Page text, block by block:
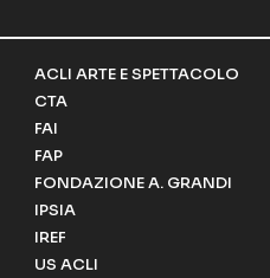
ACLI ARTE E SPETTACOLO
CTA
FAI
FAP
FONDAZIONE A. GRANDI
IPSIA
IREF
US ACLI